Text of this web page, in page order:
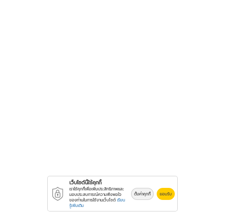
เว็บไซต์นี้ใช้คุกกี้
เราใช้คุกกี้เพื่อเพิ่มประสิทธิภาพและ
มอบประสบการณ์ความพึงพอใจ
ของท่านในการใช้งานเว็บไซต์ เรียน
รู้เพิ่มเติม
ตั้งค่าคุกกี้ ยอมรับ